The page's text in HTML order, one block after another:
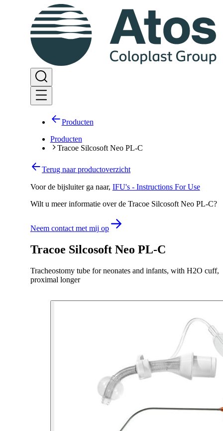
Producten
Producten
Tracoe Silcosoft Neo PL-C
Tracoe Silcosoft Neo PL-C
Tracheostomy tube for neonates and infants, with H2O cuff,
proximal longer
Terug naar productoverzicht
Voor de bijsluiter ga naar, IFU's - Instructions For Use
Wilt u meer informatie over de Tracoe Silcosoft Neo PL-C?
Neem contact met mij op